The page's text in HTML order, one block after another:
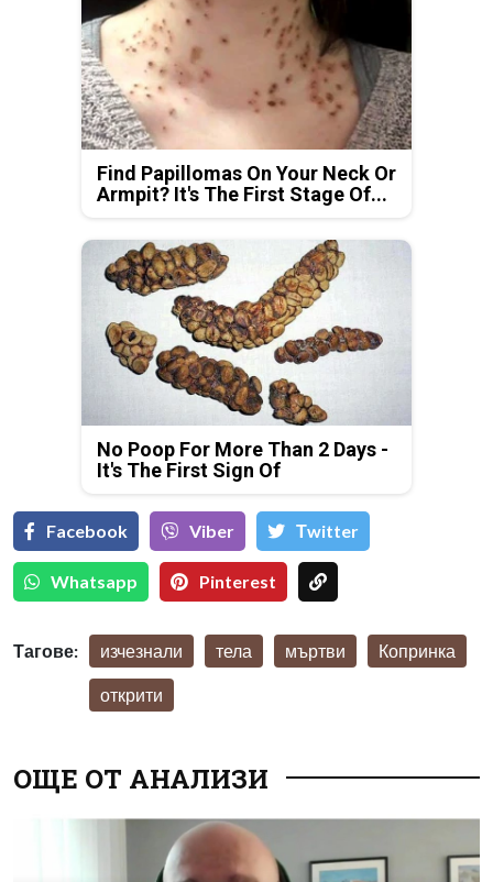
Find Papillomas On Your Neck Or
Armpit? It's The First Stage Of...
No Poop For More Than 2 Days -
It's The First Sign Of
Facebook Viber Тwitter
Whatsapp Pinterest
Тагове: изчезнали тела мъртви Копринка
открити
ОЩЕ ОТ АНАЛИЗИ